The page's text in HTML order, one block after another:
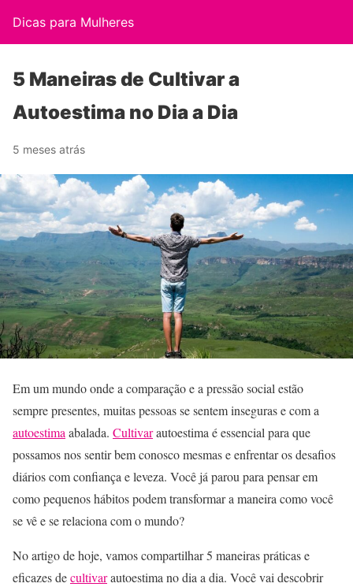
Dicas para Mulheres
5 Maneiras de Cultivar a
Autoestima no Dia a Dia
5 meses atrás
Em um mundo onde a comparação e a pressão social estão
sempre presentes, muitas pessoas se sentem inseguras e com a
autoestima abalada. Cultivarautoestima é essencial para que
possamos nos sentir bem conosco mesmas e enfrentar os desafios
diários com confiança e leveza. Você já parou para pensar em
como pequenos hábitos podem transformar a maneira como você
se vê e se relaciona com o mundo?
No artigo de hoje, vamos compartilhar 5 maneiras práticas e
eficazes decultivarautoestima no dia a dia. Você vai descobrir